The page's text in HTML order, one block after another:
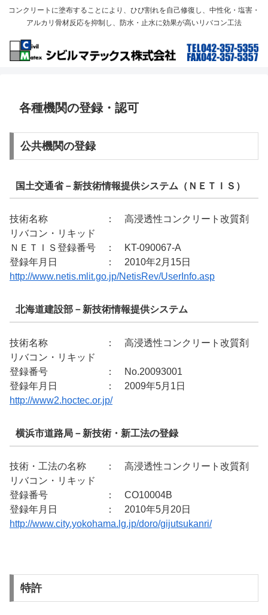
コンクリートに塗布することにより、ひび割れを自己修復し、中性化・塩害・
アルカリ骨材反応を抑制し、防水・止水に効果が高いリバコン工法
各種機関の登録・認可
公共機関の登録
国土交通省－新技術情報提供システム（ＮＥＴＩＳ）
技術名称 ： 高浸透性コンクリート改質剤
リバコン・リキッド
ＮＥＴＩＳ登録番号 ： KT-090067-A
登録年月日 ： 2010年2月15日
http://www.netis.mlit.go.jp/NetisRev/UserInfo.asp
北海道建設部－新技術情報提供システム
技術名称 ： 高浸透性コンクリート改質剤
リバコン・リキッド
登録番号 ： No.20093001
登録年月日 ： 2009年5月1日
http://www2.hoctec.or.jp/
横浜市道路局－新技術・新工法の登録
技術・工法の名称 ： 高浸透性コンクリート改質剤
リバコン・リキッド
登録番号 ： CO10004B
登録年月日 ： 2010年5月20日
http://www.city.yokohama.lg.jp/doro/gijutsukanri/
特許